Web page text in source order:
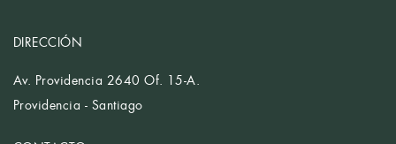
DIRECCIÓN
Av. Providencia 2640 Of. 15-A.
Providencia - Santiago